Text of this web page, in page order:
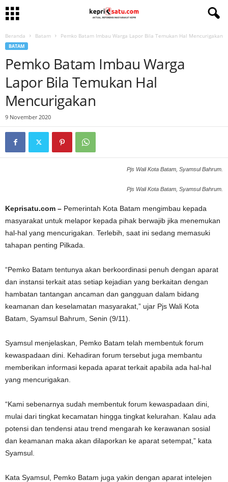
Beranda Batam Pemko Batam Imbau Warga Lapor Bila Temukan Hal Mencurigakan
BATAM
Pemko Batam Imbau Warga
Lapor Bila Temukan Hal
Mencurigakan
9 November 2020
Pjs Wali Kota Batam, Syamsul Bahrum.
Pjs Wali Kota Batam, Syamsul Bahrum.
Keprisatu.com – Pemerintah Kota Batam mengimbau kepada
masyarakat untuk melapor kepada pihak berwajib jika menemukan
hal-hal yang mencurigakan. Terlebih, saat ini sedang memasuki
tahapan penting Pilkada.
“Pemko Batam tentunya akan berkoordinasi penuh dengan aparat
dan instansi terkait atas setiap kejadian yang berkaitan dengan
hambatan tantangan ancaman dan gangguan dalam bidang
keamanan dan keselamatan masyarakat,” ujar Pjs Wali Kota
Batam, Syamsul Bahrum, Senin (9/11).
Syamsul menjelaskan, Pemko Batam telah membentuk forum
kewaspadaan dini. Kehadiran forum tersebut juga membantu
memberikan informasi kepada aparat terkait apabila ada hal-hal
yang mencurigakan.
“Kami sebenarnya sudah membentuk forum kewaspadaan dini,
mulai dari tingkat kecamatan hingga tingkat kelurahan. Kalau ada
potensi dan tendensi atau trend mengarah ke kerawanan sosial
dan keamanan maka akan dilaporkan ke aparat setempat,” kata
Syamsul.
Kata Syamsul, Pemko Batam juga yakin dengan aparat intelejen